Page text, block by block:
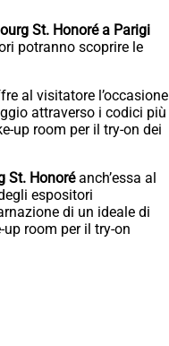
St. Honoré a Parigi
potranno scoprire le
al visitatore l’occasione
attraverso i codici più
up room per il try-on dei
St. Honoréanch’essa al
espositori
di un ideale di
room per il try-on